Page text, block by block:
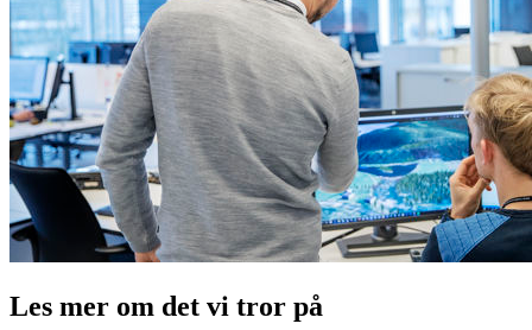
Les mer om det vi tror på